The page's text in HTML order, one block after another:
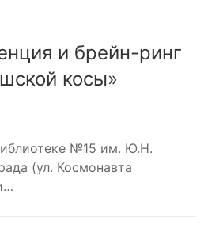
и брейн-ринг
косы»
№15 им. Ю.Н.
(ул. Космонавта